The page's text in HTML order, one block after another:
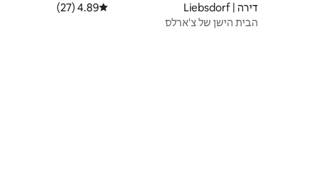
דירה | Liebsdorf דירוג ממוצע של 4.89 מתוך 5, 27 ביקורות
4.89 (27)
הבית הישן של צ'ארלס